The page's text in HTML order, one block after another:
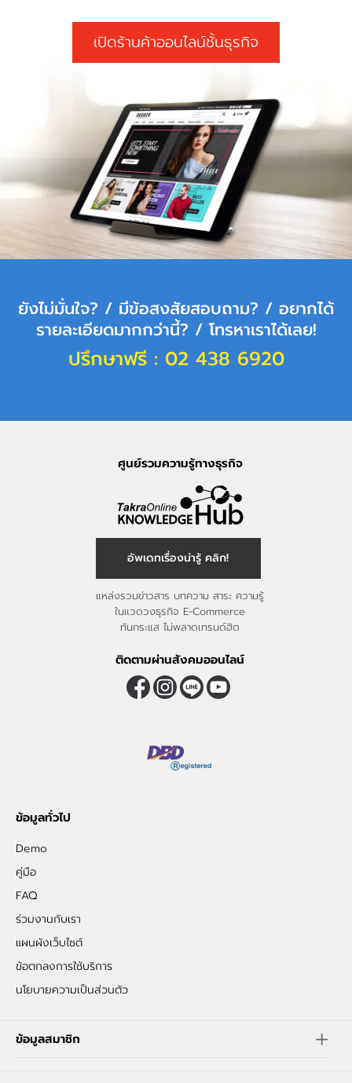
เปิดร้านค้าออนไลน์ชั้นธุรกิจ
ยังไม่มั่นใจ? / มีข้อสงสัยสอบถาม? / อยากได้
รายละเอียดมากกว่านี้? / โทรหาเราได้เลย!
ปรึกษาฟรี : 02 438 6920
ศูนย์รวมความรู้ทางธุรกิจ
อัพเดทเรื่องน่ารู้ คลิก!
แหล่งรวมข่าวสาร บทความ สาระ ความรู้
ในแวดวงธุรกิจ E-Commerce
ทันกระแส ไม่พลาดเทรนด์ฮิต
ติดตามผ่านสังคมออนไลน์
ข้อมูลทั่วไป
Demo
คู่มือ
FAQ
ร่วมงานกับเรา
แผนผังเว็บไซต์
ข้อตกลงการใช้บริการ
นโยบายความเป็นส่วนตัว
ข้อมูลสมาชิก